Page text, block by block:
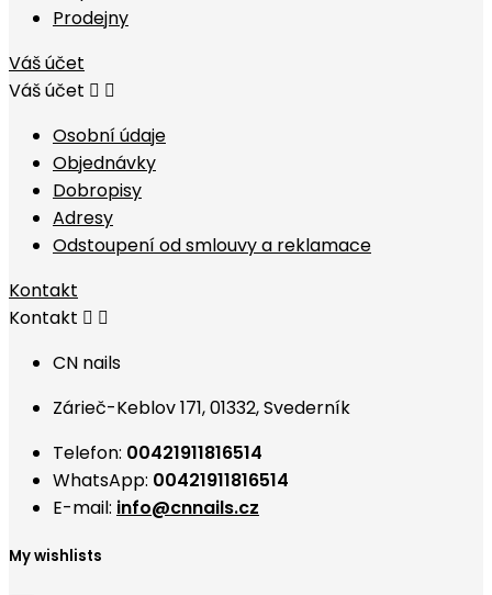
Prodejny
Váš účet
Váš účet  
Osobní údaje
Objednávky
Dobropisy
Adresy
Odstoupení od smlouvy a reklamace
Kontakt
Kontakt  
CN nails
Zárieč-Keblov 171, 01332, Svederník
Telefon: 00421911816514
WhatsApp: 00421911816514
E-mail: info@cnnails.cz
My wishlists